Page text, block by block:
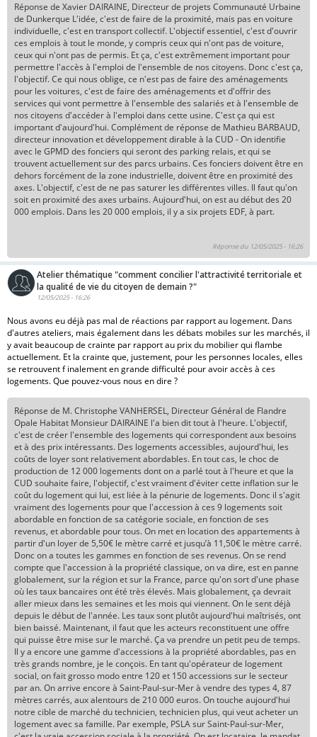
Réponse de Xavier DAIRAINE, Directeur de projets Communauté Urbaine
de Dunkerque L'idée, c'est de faire de la proximité, mais pas en voiture
individuelle, c'est en transport collectif. L'objectif essentiel, c'est d'ouvrir
ces emplois à tout le monde, y compris ceux qui n'ont pas de voiture,
ceux qui n'ont pas de permis. Et ça, c'est extrêmement important pour
permettre l'accès à l'emploi de l'ensemble de nos citoyens. Donc c'est ça,
l'objectif. Ce qui nous oblige, ce n'est pas de faire des aménagements
pour les voitures, c'est de faire des aménagements et d'offrir des
services qui vont permettre à l'ensemble des salariés et à l'ensemble de
nos citoyens d'accéder à l'emploi dans cette usine. C'est ça qui est
important d'aujourd'hui. Complément de réponse de Mathieu BARBAUD,
directeur innovation et développement dirable à la CUD - On identifie
avec le GPMD des fonciers qui seront des parking relais, et qui se
trouvent actuellement sur des parcs urbains. Ces fonciers doivent être en
dehors forcément de la zone industrielle, doivent être en proximité des
axes. L'objectif, c'est de ne pas saturer les différentes villes. Il faut qu'on
soit en proximité des axes urbains. Aujourd'hui, on est au début des 20
000 emplois. Dans les 20 000 emplois, il y a six projets EDF, à part.
Réponse du 12/05/2025 - 16:26
Atelier thématique "comment concilier l'attractivité territoriale et
la qualité de vie du citoyen de demain ?"
12/05/2025 - 16:26
Nous avons eu déjà pas mal de réactions par rapport au logement. Dans
d'autres ateliers, mais également dans les débats mobiles sur les marchés, il
y avait beaucoup de crainte par rapport au prix du mobilier qui flambe
actuellement. Et la crainte que, justement, pour les personnes locales, elles
se retrouvent f inalement en grande difficulté pour avoir accès à ces
logements. Que pouvez-vous nous en dire ?
Réponse de M. Christophe VANHERSEL, Directeur Général de Flandre
Opale Habitat Monsieur DAIRAINE l'a bien dit tout à l'heure. L'objectif,
c'est de créer l'ensemble des logements qui correspondent aux besoins
et à des prix intéressants. Des logements accessibles, aujourd'hui, les
coûts de loyer sont relativement abordables. En tout cas, le choc de
production de 12 000 logements dont on a parlé tout à l'heure et que la
CUD souhaite faire, l'objectif, c'est vraiment d'éviter cette inflation sur le
coût du logement qui lui, est liée à la pénurie de logements. Donc il s'agit
vraiment des logements pour que l'accession à ces 9 logements soit
abordable en fonction de sa catégorie sociale, en fonction de ses
revenus, et abordable pour tous. On met en location des appartements à
partir d'un loyer de 5,50€ le mètre carré et jusqu’à 11,50€ le mètre carré.
Donc on a toutes les gammes en fonction de ses revenus. On se rend
compte que l'accession à la propriété classique, on va dire, est en panne
globalement, sur la région et sur la France, parce qu'on sort d'une phase
où les taux bancaires ont été très élevés. Mais globalement, ça devrait
aller mieux dans les semaines et les mois qui viennent. On le sent déjà
depuis le début de l'année. Les taux sont plutôt aujourd'hui maîtrisés, ont
bien baissé. Maintenant, il faut que les acteurs reconstituent une offre
qui puisse être mise sur le marché. Ça va prendre un petit peu de temps.
Il y a encore une gamme d'accessions à la propriété abordables, pas en
très grands nombre, je le conçois. En tant qu'opérateur de logement
social, on fait grosso modo entre 120 et 150 accessions sur le secteur
par an. On arrive encore à Saint-Paul-sur-Mer à vendre des types 4, 87
mètres carrés, aux alentours de 210 000 euros. On touche aujourd'hui
notre cible de marché du technicien, technicien plus, qui veut acheter un
logement avec sa famille. Par exemple, PSLA sur Saint-Paul-sur-Mer,